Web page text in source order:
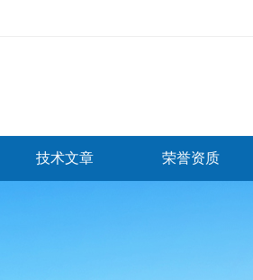
技术文章 荣誉资质